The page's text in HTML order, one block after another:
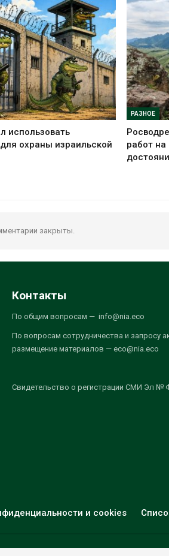
использовать
охраны израильской
РАЗНОЕ
работ
закрыты.
Контакты
По общим вопросам — info@nia.eco
По вопросам сотрудничества и запросу
размещение материалов — eco@nia.eco
Свидетельство о регистрации СМИ Эл №
и cookies